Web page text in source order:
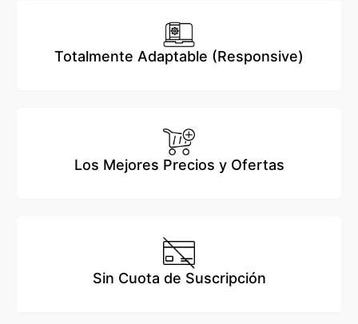
Totalmente Adaptable (Responsive)
Los Mejores Precios y Ofertas
Sin Cuota de Suscripción